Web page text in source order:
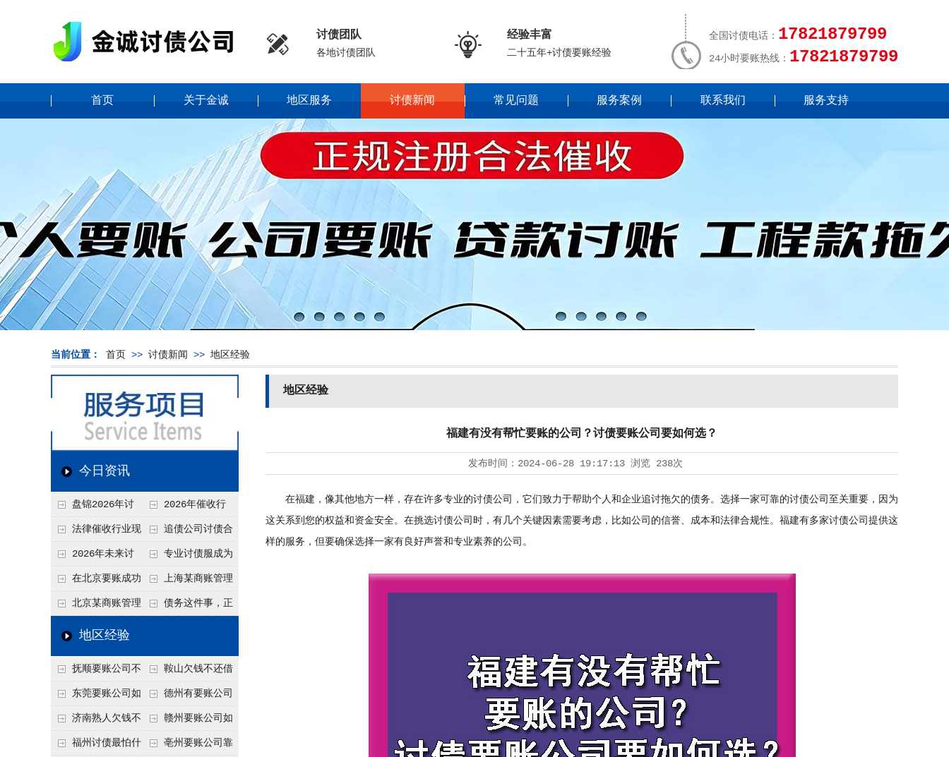
 讨债团队
各地讨债团队  经验丰富
二十五年+讨债要账经验
全国讨债电话： 17821879799
24小时要账热线： 17821879799
首页 关于金诚 地区服务 讨债新闻 常见问题 服务案例 联系我们 服务支持
当前位置： 首页 >> 讨债新闻 >> 地区经验
今日资讯
盘锦2026年讨
债新趋势
2026年催收行
业发展现状、竞争格
局及未来趋势分析
法律催收行业现
状、合规痛点与未来
发展趋势深度解析
追债公司讨债合
法方法总结
2026年未来讨
债要账公司发展趋势
专业讨债服成为
2026年的发展趋势
在北京要账成功
率高吗？未来追账公
司发展趋势引发行业
上海某商账管理
机构聚焦合规服务
北京某商账管理
服务机构持续提升合
力企业化解应收账款
难题
债务这件事，正
地区经验
抚顺要账公司不
敢透漏的追回方法是
什么？
鞍山欠钱不还借
口太多？2026年这3
句反问话术，直接把
他后路堵死
东莞要账公司如
何有效要账讨债？20
26年合法追债经验总
德州有要账公司
吗？如何合法讨债才
不沾风险？
济南熟人欠钱不
还？
赣州要账公司如
何有效讨债？合法追
福州讨债最怕什 亳州要账公司靠
地区经验
福建有没有帮忙要账的公司？讨债要账公司要如何选？
发布时间： 2024-06-28 19:17:13 浏览 238次
在福建，像其他地方一样，存在许多专业的讨债公司
，它们致力于帮助个人和企业追讨拖欠的债务。选择一家可靠的讨债公司至关重要，因为
这关系到您的权益和资金安全。在挑选讨债公司时，有几个关键因素需要考虑，比如公司的信誉、成本和法律合规性。福建有多家讨债公司提供这
样的服务，但要确保选择一家有良好声誉和专业素养的公司。